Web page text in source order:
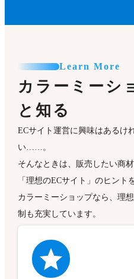
Learn More
カラーミーシ
と知る
ECサイト運営に興味はあるけ
い……。
そんなときは、販売したい商
「理想のECサイト」のヒント
カラーミーショップなら、理
制も充実しています。